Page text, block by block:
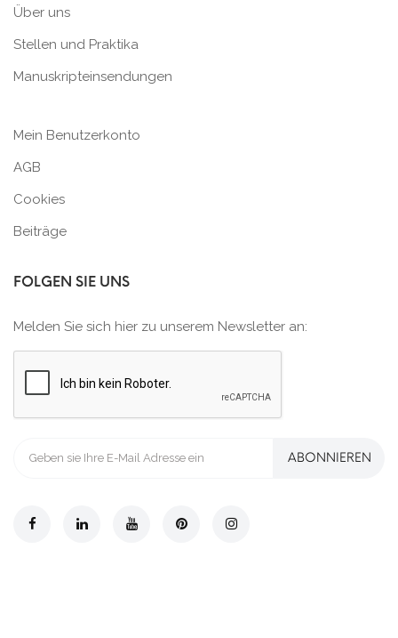
Über uns
Stellen und Praktika
Manuskripteinsendungen
Mein Benutzerkonto
AGB
Cookies
Beiträge
FOLGEN SIE UNS
Melden Sie sich hier zu unserem Newsletter an:
ABONNIEREN